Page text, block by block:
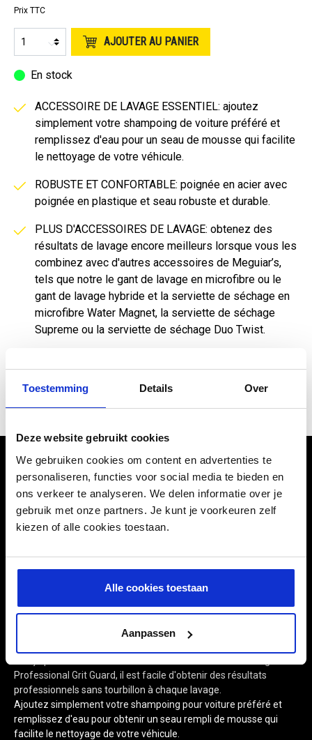
Toestemming Details Over
Deze website gebruikt cookies
We gebruiken cookies om content en advertenties te
personaliseren, functies voor social media te bieden en
ons verkeer te analyseren. We delen informatie over je
gebruik met onze partners. Je kunt je voorkeuren zelf
kiezen of alle cookies toestaan.
Alle cookies toestaan
Aanpassen
Prix TTC
AJOUTER AU PANIER
En stock
ACCESSOIRE DE LAVAGE ESSENTIEL: ajoutez
simplement votre shampoing de voiture préféré et
remplissez d'eau pour un seau de mousse qui facilite
le nettoyage de votre véhicule.
ROBUSTE ET CONFORTABLE: poignée en acier avec
poignée en plastique et seau robuste et durable.
PLUS D'ACCESSOIRES DE LAVAGE: obtenez des
résultats de lavage encore meilleurs lorsque vous les
combinez avec d'autres accessoires de Meguiar’s,
tels que notre le gant de lavage en microfibre ou le
gant de lavage hybride et la serviette de séchage en
microfibre Water Magnet, la serviette de séchage
Supreme ou la serviette de séchage Duo Twist.
DESCRIPTION
Le seau de lavage jaune de 5 gallons (19 litres) de Meguiar’s est
un seau de lavage de voiture robuste fabriqué à partir de
plastique résistant et durable, prêt pour tout travail de lavage,
détails.
Ce seau de 5 gallons est conçu avec une poignée en acier
Professional Grit Guard, il est facile d'obtenir des résultats
professionnels sans tourbillon à chaque lavage.
Ajoutez simplement votre shampoing pour voiture préféré et
remplissez d'eau pour obtenir un seau rempli de mousse qui
facilite le nettoyage de votre véhicule.